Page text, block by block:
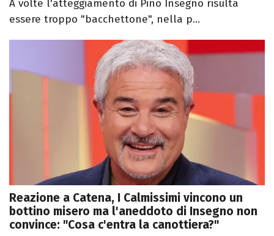
A volte l'atteggiamento di Pino Insegno risulta
essere troppo "bacchettone", nella p...
Reazione a Catena, I Calmissimi vincono un
bottino misero ma l'aneddoto di Insegno non
convince: "Cosa c'entra la canottiera?"